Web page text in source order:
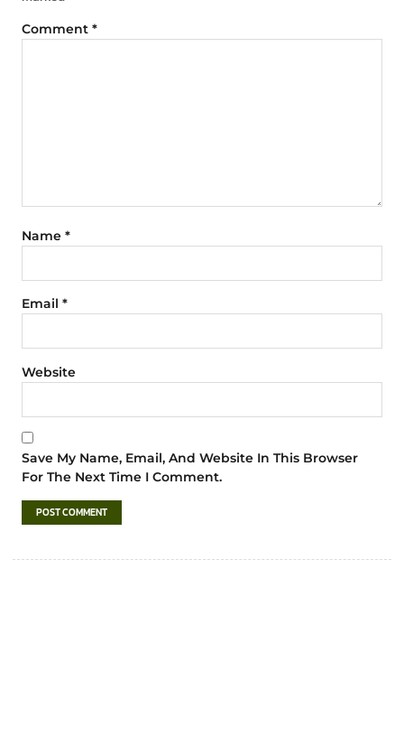
Comment *
Name *
Email *
Website
Save My Name, Email, And Website In This Browser
For The Next Time I Comment.